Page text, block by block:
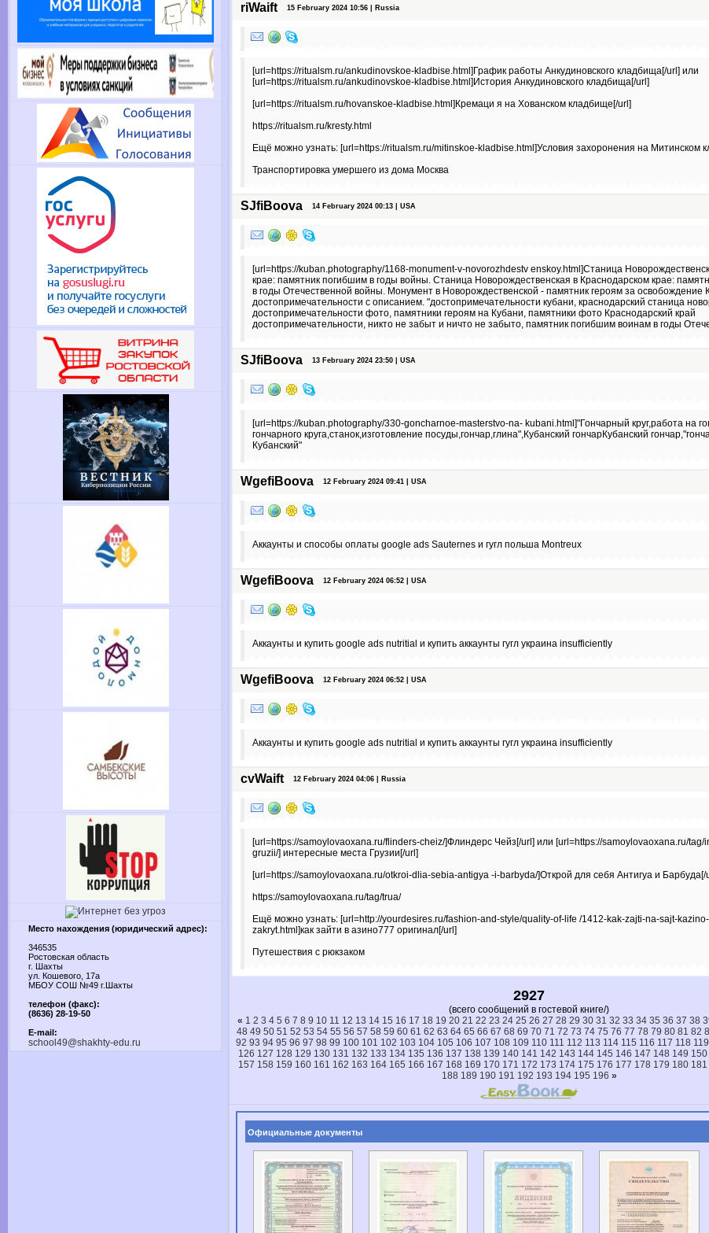
Место нахождения (юридический адрес):
346535
Ростовская область
г. Шахты
ул. Кошевого, 17а
МБОУ СОШ №49 г.Шахты
телефон (факс):
(8636) 28-19-50
E-mail:
school49@shakhty-edu.ru
riWaift 15 February 2024 10:56 | Russia
[url=https://ritualsm.ru/ankudinovskoe-kladbise.html]График работы Анкудиновского кладбища[/url] или
[url=https://ritualsm.ru/ankudinovskoe-kladbise.html]История Анкудиновского кладбища[/url]
[url=https://ritualsm.ru/hovanskoe-kladbise.html]Кремаци я на Хованском кладбище[/url]
https://ritualsm.ru/kresty.html
Ещё можно узнать: [url=https://ritualsm.ru/mitinskoe-kladbise.html]Условия захоронения на Митинском
Транспортировка умершего из дома Москва
SJfiBoova 14 February 2024 00:13 | USA
[url=https://kuban.photography/1168-monument-v-novorozhdestv enskoy.html]Станица
крае: памятник погибшим в годы войны. Станица Новорождественская в Краснодарском крае:
в годы Отечественной войны. Монумент в Новорождественской - памятник героям за освобождение
достопримечательности с описанием. "достопримечательности кубани, краснодарский станица
достопримечательности фото, памятники героям на Кубани, памятники фото Краснодарский край
достопримечательности, никто не забыт и ничто не забыто, памятник погибшим воинам в годы
SJfiBoova 13 February 2024 23:50 | USA
[url=https://kuban.photography/330-goncharnoe-masterstvo-na- kubani.html]"Гончарный круг,работа на
гончарного круга,станок,изготовление посуды,гончар,глина",Кубанский гончарКубанский
Кубанский"
WgefiBoova 12 February 2024 09:41 | USA
Аккаунты и способы оплаты google ads Sauternes и гугл польша Montreux
WgefiBoova 12 February 2024 06:52 | USA
Аккаунты и купить google ads nutritial и купить аккаунты гугл украина insufficiently
WgefiBoova 12 February 2024 06:52 | USA
Аккаунты и купить google ads nutritial и купить аккаунты гугл украина insufficiently
cvWaift 12 February 2024 04:06 | Russia
[url=https://samoylovaoxana.ru/flinders-cheiz/]Флиндерс Чейз[/url] или [url=https://samoylovaoxana.ru/tag/
gruzii/] интересные места Грузии[/url]
[url=https://samoylovaoxana.ru/otkroi-dlia-sebia-antigya -i-barbyda/]Открой для себя Антигуа и Барбуда[/
https://samoylovaoxana.ru/tag/trua/
Ещё можно узнать: [url=http://yourdesires.ru/fashion-and-style/quality-of-life /1412-kak-zajti-na-sajt-
zakryt.html]как зайти в азино777 оригинал[/url]
Путешествия с рюкзаком
2927
(всего сообщений в гостевой книге/)
« 1 2 3 4 5 6 7 8 9 10 11 12 13 14 15 16 17 18 19 20 21 22 23 24 25 26 27 28 29 30 31 32 33 34 35 36 37 38
48 49 50 51 52 53 54 55 56 57 58 59 60 61 62 63 64 65 66 67 68 69 70 71 72 73 74 75 76 77 78 79 80 81 82
92 93 94 95 96 97 98 99 100 101 102 103 104 105 106 107 108 109 110 111 112 113 114 115 116 117 118 119
126 127 128 129 130 131 132 133 134 135 136 137 138 139 140 141 142 143 144 145 146 147 148 149 150
157 158 159 160 161 162 163 164 165 166 167 168 169 170 171 172 173 174 175 176 177 178 179 180 181
188 189 190 191 192 193 194 195 196 »
Официальные документы